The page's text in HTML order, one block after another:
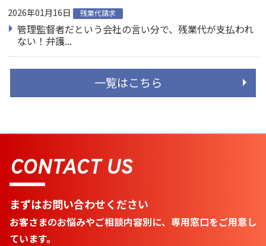
2026年01月16日 残業代請求
管理監督者だという会社の言い分で、残業代が支払われ
ない！弁護...
一覧はこちら
CONTACT US
まずはお問い合わせください
お客さまのお悩みやご相談内容別に、専用窓口をご用意し
ています。